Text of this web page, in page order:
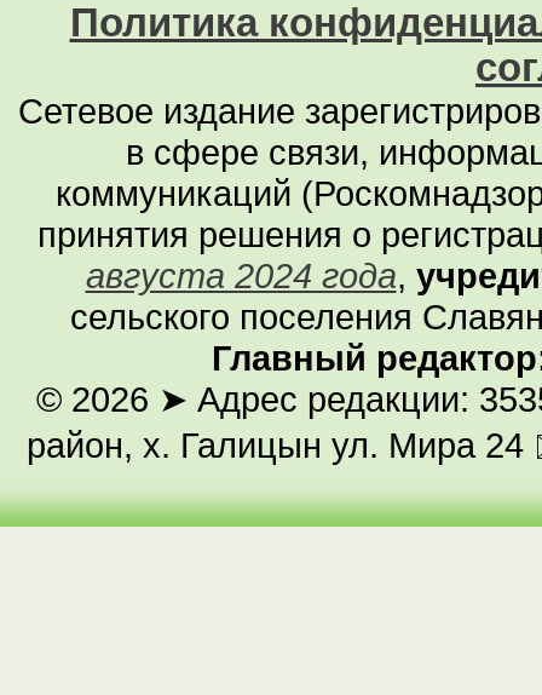
Политика
Сетевое издание
в сфере связи,
коммуникаций
принятия решения о
августа 2024 года,
сельского поселения
Главный
© 2026 ➤ Адрес редакции:
район, х. Галицын ул. Мира